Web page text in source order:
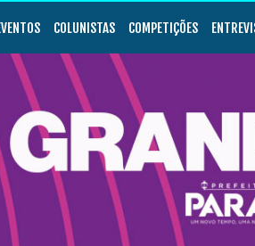
COLUNISTAS COMPETIÇÕES